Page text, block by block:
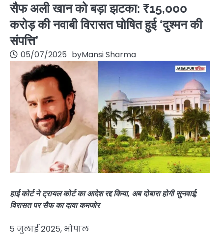
सैफ अली खान को बड़ा झटका: ₹15,000
करोड़ की नवाबी विरासत घोषित हुई ‘दुश्मन की
संपत्ति’
05/07/2025 byMansi Sharma
हाई कोर्ट ने ट्रायल कोर्ट का आदेश रद्द किया, अब दोबारा होगी सुनवाई;
विरासत पर सैफ का दावा कमजोर
5 जुलाई 2025, भोपाल